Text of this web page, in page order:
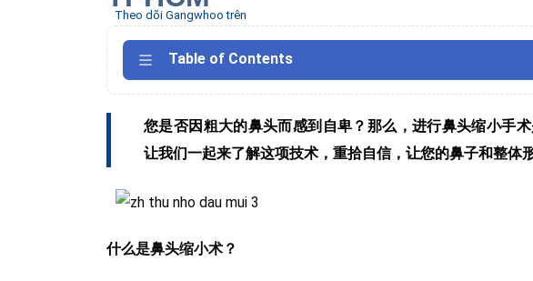
Theo dõi Gangwhoo trên
Table of Contents
您是否因粗大的鼻头而感到自卑？那么，进行鼻头缩小手
让我们一起来了解这项技术，重拾自信，让您的鼻子和整体
什么是鼻头缩小术？